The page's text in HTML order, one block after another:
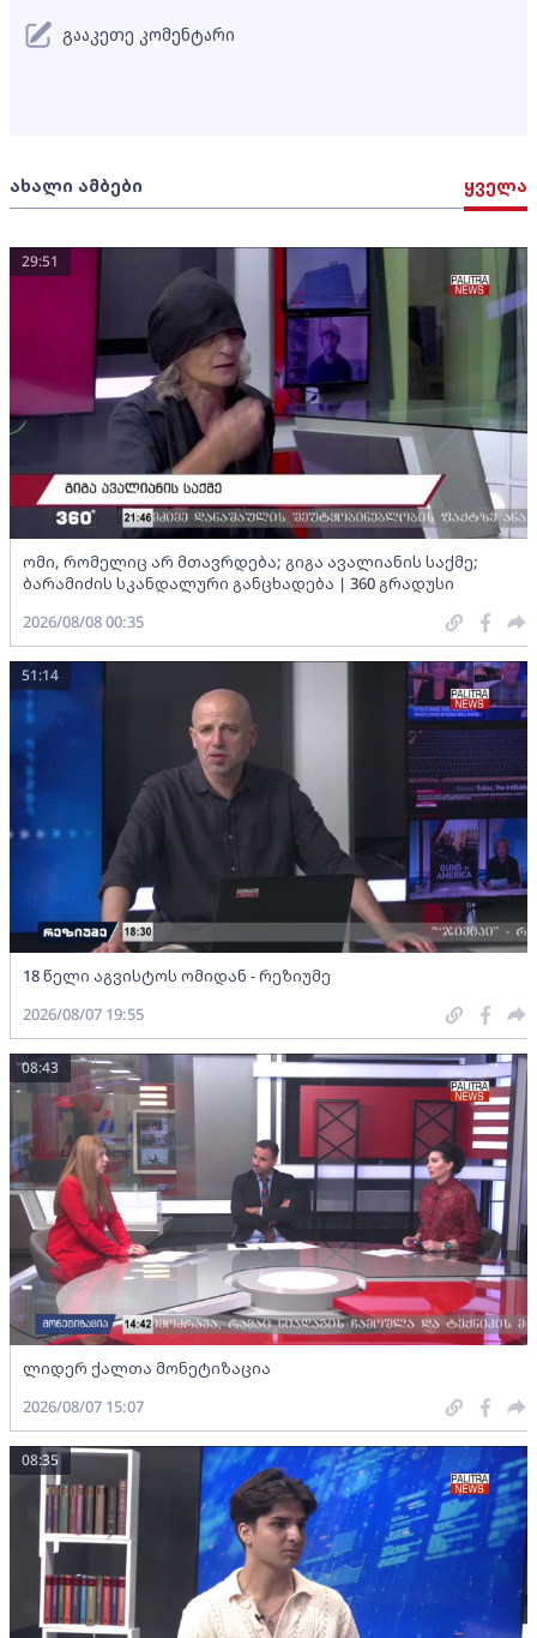
ახალი ამბები ყველა
ომი, რომელიც არ მთავრდება; გიგა ავალიანის საქმე;
ბარამიძის სკანდალური განცხადება | 360 გრადუსი
29:51
2026/08/08 00:35
18 წელი აგვისტოს ომიდან - რეზიუმე
51:14
2026/08/07 19:55
ლიდერ ქალთა მონეტიზაცია
08:43
2026/08/07 15:07
08:35
გააკეთე კომენტარი